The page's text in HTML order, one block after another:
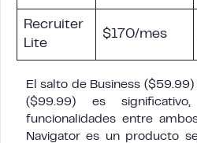
Recruiter
Lite
$170/mes
El salto de Business
($99.99) es
funcionalidades entre
Navigator es un producto